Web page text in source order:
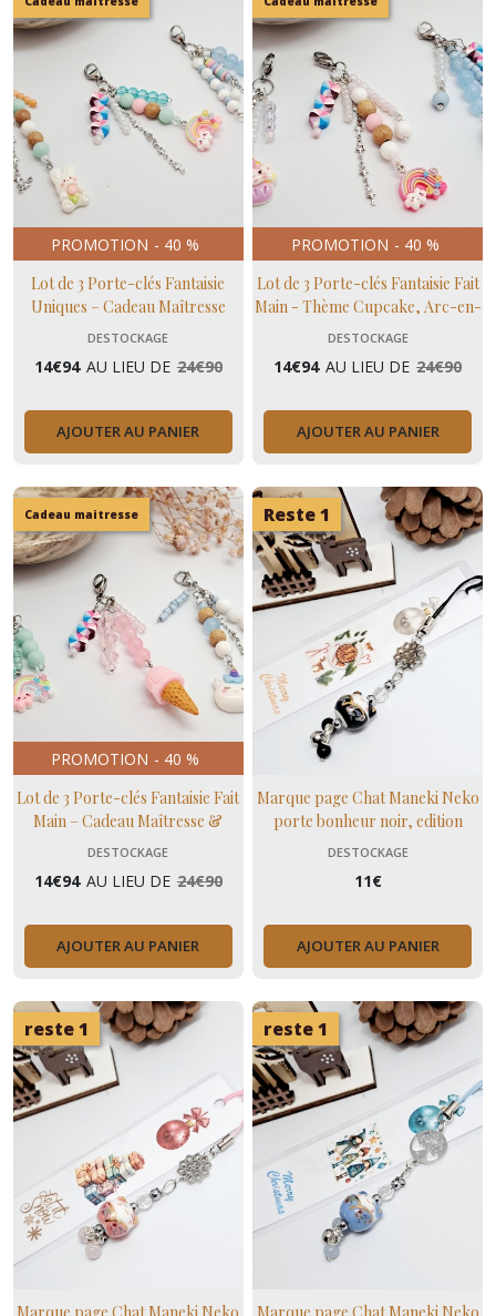
PROMOTION - 40 %
Lot de 3 Porte-clés Fantaisie
Uniques – Cadeau Maîtresse
(Déstockage Avant Retraite)
DESTOCKAGE
14€94 AU LIEU DE 24€90
AJOUTER AU PANIER
PROMOTION - 40 %
Lot de 3 Porte-clés Fantaisie Fait
Main - Thème Cupcake, Arc-en-
ciel & Glace Bleu Pastel
DESTOCKAGE
14€94 AU LIEU DE 24€90
AJOUTER AU PANIER
Cadeau maitresse
PROMOTION - 40 %
Lot de 3 Porte-clés Fantaisie Fait
Main – Cadeau Maîtresse &
Enfants (Déstockage Avant
DESTOCKAGE
14€94 AU LIEU DE 24€90
AJOUTER AU PANIER
Reste 1
Marque page Chat Maneki Neko
porte bonheur noir, edition
limitée de Noël
DESTOCKAGE
11€
AJOUTER AU PANIER
reste 1 reste 1
astrologiques,
chakra
(41)
Bijoux
personnalisés
(5)
Bijoux
chemin
(3)